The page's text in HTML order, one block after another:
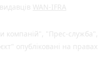
WAN-IFRA
компаній", "Прес-служба",
опубліковані на правах